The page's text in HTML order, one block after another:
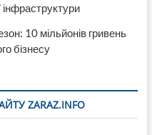
10 мільйонів гривень
бізнесу
ZARAZ.INFO